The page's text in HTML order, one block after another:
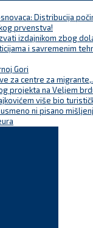
Distribucija
prvenstva!
izdajnikom zbog
i savremenim
Gori
za centre za
projekta na Veljem
više bio
ni pisano